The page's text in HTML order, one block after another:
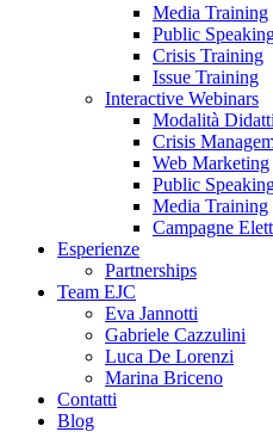
Media Training
Public
Crisis Training
Issue Training
Interactive Webinars
Modalità
Crisis
Web Marketing
Public
Media Training
Campagne
Esperienze
Partnerships
Team EJC
Eva Jannotti
Gabriele Cazzulini
Luca De Lorenzi
Marina Briceno
Contatti
Blog